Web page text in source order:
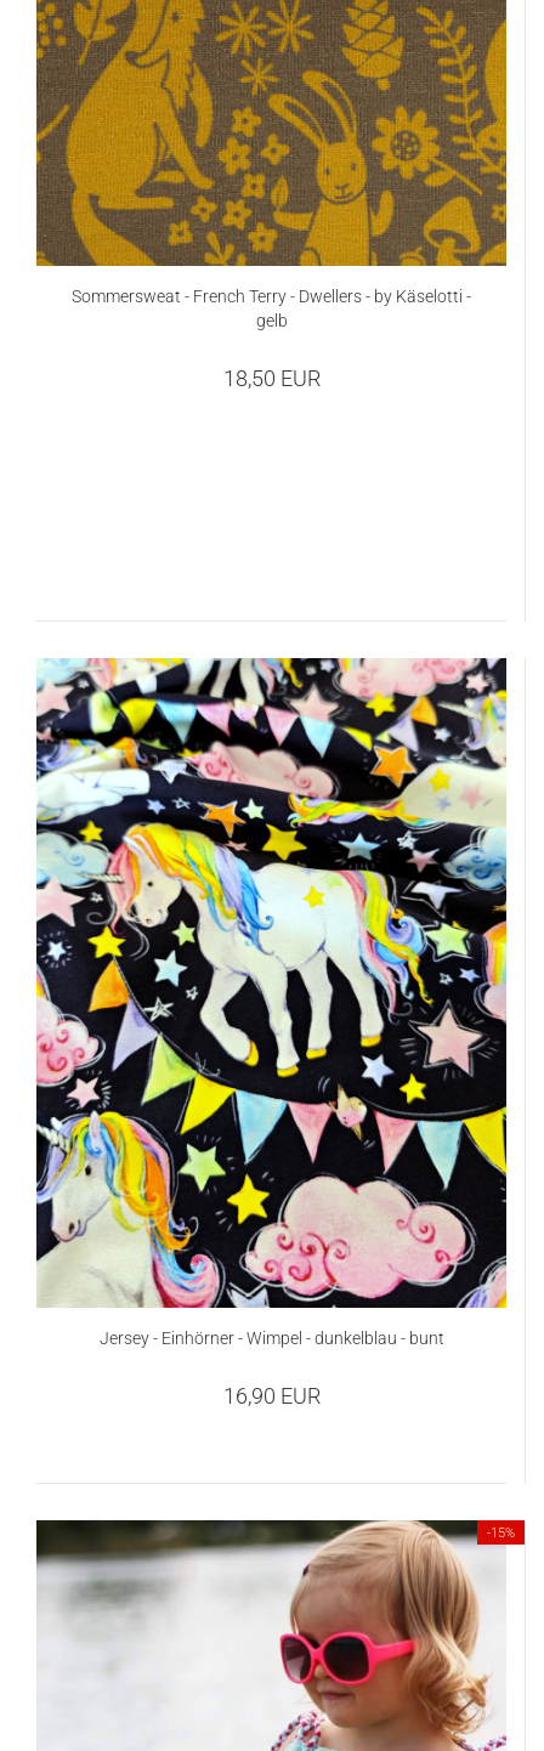
Sommersweat - French Terry - Dwellers - by Käselotti -
gelb
18,50 EUR
Jersey - Einhörner - Wimpel - dunkelblau - bunt
16,90 EUR
-15%